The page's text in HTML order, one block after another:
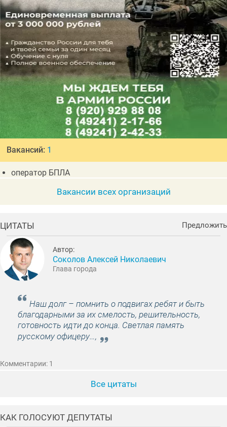
Вакансий: 1
оператор БПЛА
Вакансии всех организаций
ЦИТАТЫ Предложить
Автор:
Соколов Алексей Николаевич
Глава города
Наш долг – помнить о подвигах ребят и быть
благодарными за их смелость, решительность,
готовность идти до конца. Светлая память
русскому офицеру…,
Комментарии: 1
Все цитаты
КАК ГОЛОСУЮТ ДЕПУТАТЫ